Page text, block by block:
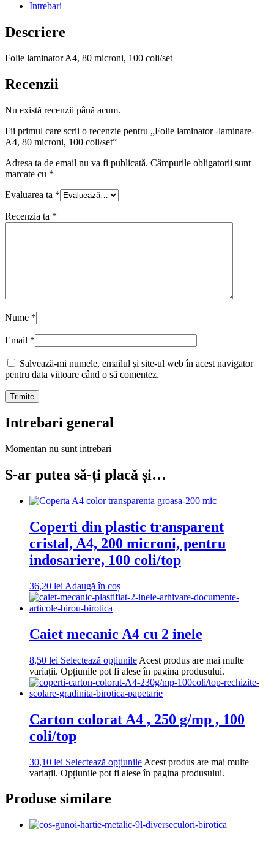
Intrebari
Descriere
Folie laminator A4, 80 microni, 100 coli/set
Recenzii
Nu există recenzii până acum.
Fii primul care scrii o recenzie pentru „Folie laminator -laminare-
A4, 80 microni, 100 coli/set”
Adresa ta de email nu va fi publicată. Câmpurile obligatorii sunt
marcate cu *
Evaluarea ta *
Recenzia ta *
Nume *
Email *
Salvează-mi numele, emailul și site-ul web în acest navigator
pentru data viitoare când o să comentez.
Intrebari general
Momentan nu sunt intrebari
S-ar putea să-ți placă și…
Coperti din plastic transparent
cristal, A4, 200 microni, pentru
indosariere, 100 coli/top
36,20 lei Adaugă în coș
Caiet mecanic A4 cu 2 inele
8,50 lei Selectează opțiunile Acest produs are mai multe
variații. Opțiunile pot fi alese în pagina produsului.
Carton colorat A4 , 250 g/mp , 100
coli/top
30,10 lei Selectează opțiunile Acest produs are mai multe
variații. Opțiunile pot fi alese în pagina produsului.
Produse similare